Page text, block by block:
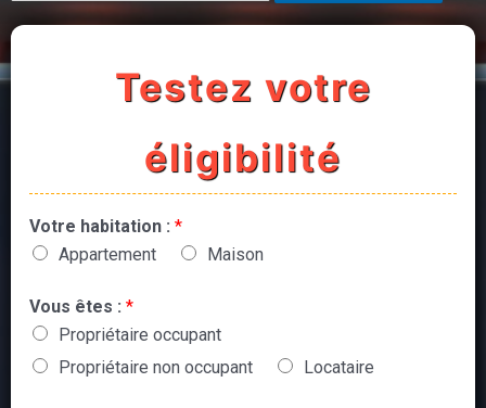
Testez votre
éligibilité
Votre habitation : *
Appartement
Maison
Vous êtes : *
Propriétaire occupant
Propriétaire non occupant
Locataire